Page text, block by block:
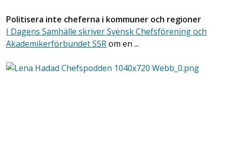
Politisera inte cheferna i kommuner och regioner
I Dagens Samhälle skriver Svensk Chefsförening och
Akademikerförbundet SSRom en ...